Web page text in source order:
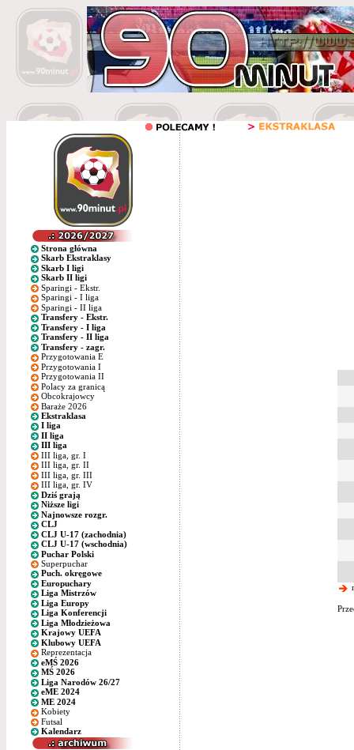
Strona główna
Skarb Ekstraklasy
Skarb I ligi
Skarb II ligi
Sparingi - Ekstr.
Sparingi - I liga
Sparingi - II liga
Transfery - Ekstr.
Transfery - I liga
Transfery - II liga
Transfery - zagr.
Przygotowania E
Przygotowania I
Przygotowania II
Polacy za granicą
Obcokrajowcy
Baraże 2026
Ekstraklasa
I liga
II liga
III liga
III liga, gr. I
III liga, gr. II
III liga, gr. III
III liga, gr. IV
Dziś grają
Niższe ligi
Najnowsze rozgr.
CLJ
CLJ U-17 (zachodnia)
CLJ U-17 (wschodnia)
Puchar Polski
Superpuchar
Puch. okręgowe
Europuchary
Liga Mistrzów
Liga Europy
Liga Konferencji
Liga Młodzieżowa
Krajowy UEFA
Klubowy UEFA
Reprezentacja
eMŚ 2026
MŚ 2026
Liga Narodów 26/27
eME 2024
ME 2024
Kobiety
Futsal
Kalendarz